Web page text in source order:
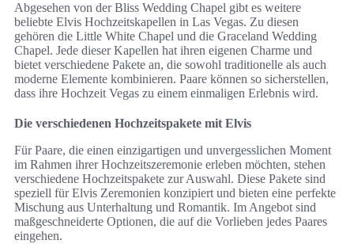
Abgesehen von der Bliss Wedding Chapel gibt es weitere
beliebte Elvis Hochzeitskapellen in Las Vegas. Zu diesen
gehören die Little White Chapel und die Graceland Wedding
Chapel. Jede dieser Kapellen hat ihren eigenen Charme und
bietet verschiedene Pakete an, die sowohl traditionelle als auch
moderne Elemente kombinieren. Paare können so sicherstellen,
dass ihre Hochzeit Vegas zu einem einmaligen Erlebnis wird.
Die verschiedenen Hochzeitspakete mit Elvis
Für Paare, die einen einzigartigen und unvergesslichen Moment
im Rahmen ihrer Hochzeitszeremonie erleben möchten, stehen
verschiedene Hochzeitspakete zur Auswahl. Diese Pakete sind
speziell für Elvis Zeremonien konzipiert und bieten eine perfekte
Mischung aus Unterhaltung und Romantik. Im Angebot sind
maßgeschneiderte Optionen, die auf die Vorlieben jedes Paares
eingehen.